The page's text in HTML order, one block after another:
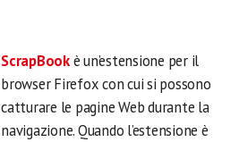
ScrapBookè un’estensione per il
browser Firefox con cui si possono
catturare le pagine Web durante la
navigazione. Quando l’estensione è